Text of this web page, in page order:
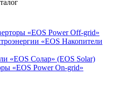
«EOS Power Off-grid»
«EOS Накопители
«EOS Солар» (EOS Solar)
«EOS Power On-grid»